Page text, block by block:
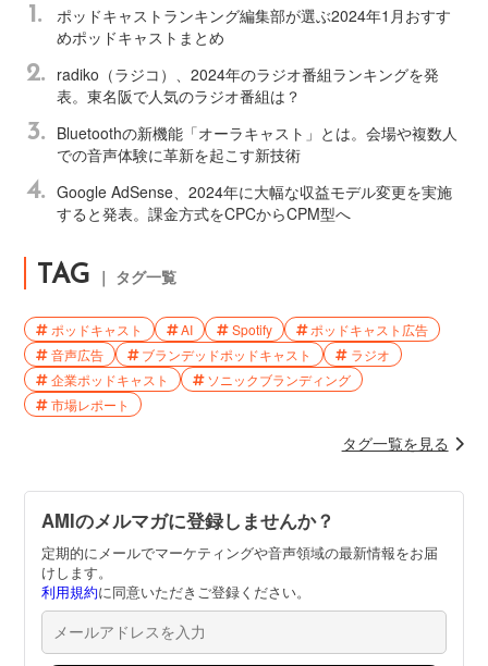
1.
ポッドキャストランキング編集部が選ぶ2024年1月おすす
めポッドキャストまとめ
2.
radiko（ラジコ）、2024年のラジオ番組ランキングを発
表。東名阪で人気のラジオ番組は？
3.
Bluetoothの新機能「オーラキャスト」とは。会場や複数人
での音声体験に革新を起こす新技術
4. Google AdSense、2024年に大幅な収益モデル変更を実施
すると発表。課金方式をCPCからCPM型へ
TAG ｜ タグ一覧
ポッドキャスト AI Spotify
ポッドキャスト広告
音声広告
ブランデッドポッドキャスト
ラジオ
企業ポッドキャスト
ソニックブランディング
市場レポート
タグ一覧を見る
AMIのメルマガに登録しませんか？
定期的にメールでマーケティングや音声領域の最新情報をお届
けします。
利用規約に同意いただきご登録ください。